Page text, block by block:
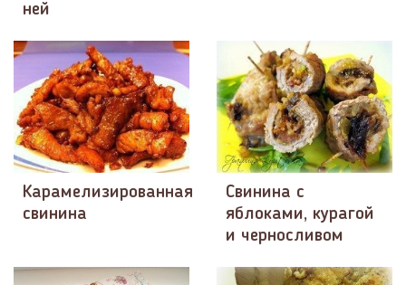
ней
Карамелизированная
свинина
Свинина с
яблоками, курагой
и черносливом